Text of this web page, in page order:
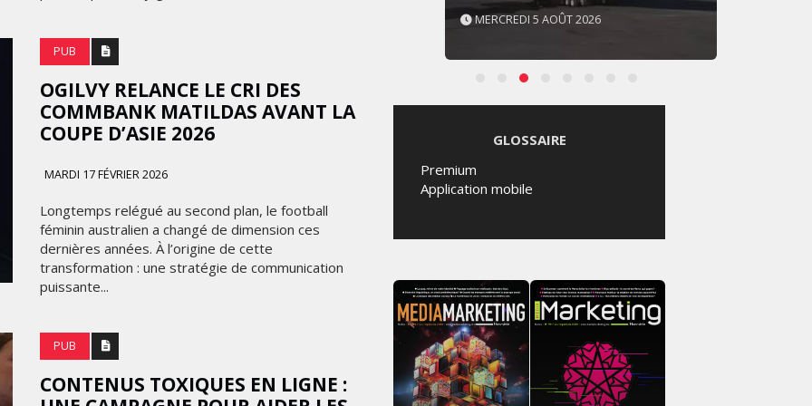
PUB
OGILVY RELANCE LE CRI DES
COMMBANK MATILDAS AVANT LA
COUPE D’ASIE 2026
MARDI 17 FÉVRIER 2026
Longtemps relégué au second plan, le football
féminin australien a changé de dimension ces
dernières années. À l’origine de cette
transformation : une stratégie de communication
puissante...
PUB
CONTENUS TOXIQUES EN LIGNE :
MERCREDI 5 AOÛT 2026
GLOSSAIRE
Premium
Application mobile